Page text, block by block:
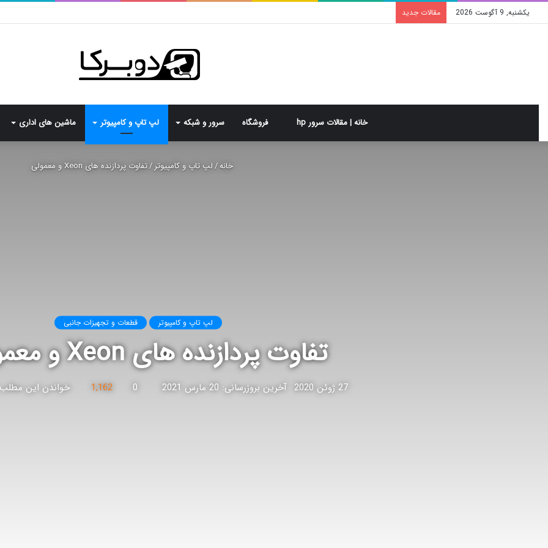
یکشنبه, 9 آگوست 2026 مقالات جدید
خانه | مقالات سرور hp فروشگاه سرور و شبکه لپ تاپ و کامپیوتر ماشین های اداری
خانه/لپ تاپ و کامپیوتر /تفاوت پردازنده های Xeon و معمولی
لپ تاپ و کامپیوتر قطعات و تجهیزات جانبی
تفاوت پردازنده های Xeon و معمولی
27 ژوئن 2020 آخرین بروزرسانی: 20 مارس 2021 0
1,162 خواندن این مطلب 1 دقیقه زمان